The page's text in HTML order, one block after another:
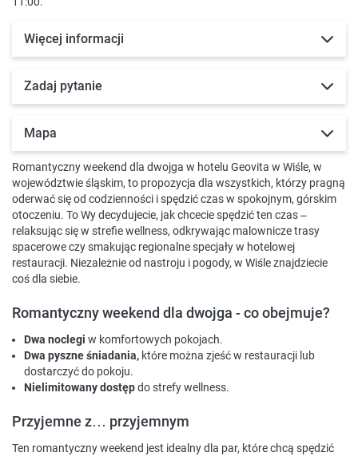
Więcej informacji
Zadaj pytanie
Mapa
Romantyczny weekend dla dwojga w hotelu Geovita w Wiśle, w
województwie śląskim, to propozycja dla wszystkich, którzy pragną
oderwać się od codzienności i spędzić czas w spokojnym, górskim
otoczeniu. To Wy decydujecie, jak chcecie spędzić ten czas –
relaksując się w strefie wellness, odkrywając malownicze trasy
spacerowe czy smakując regionalne specjały w hotelowej
restauracji. Niezależnie od nastroju i pogody, w Wiśle znajdziecie
coś dla siebie.
Romantyczny weekend dla dwojga - co obejmuje?
Dwa noclegi w komfortowych pokojach.
Dwa pyszne śniadania, które można zjeść w restauracji lub
dostarczyć do pokoju.
Nielimitowany dostępdo strefy wellness.
Przyjemne z… przyjemnym
Ten romantyczny weekend jest idealny dla par, które chcą spędzić